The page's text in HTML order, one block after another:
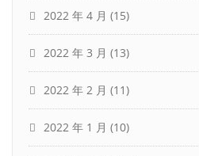
2022 年 4 月 (15)
2022 年 3 月 (13)
2022 年 2 月 (11)
2022 年 1 月 (10)